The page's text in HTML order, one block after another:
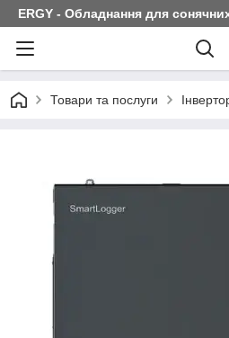
ERGY - Обладнання для
Товари та послуги